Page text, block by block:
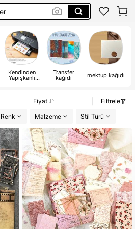
Kendinden
Yapışkanlı
Transfer
kağıdı mektup kağıdı
Fiyat
Filtrele
Renk Malzeme Stil Türü